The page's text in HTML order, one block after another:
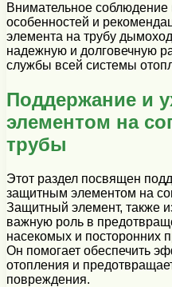
Внимательное соблюдение
особенностей и
элемента на трубу
надежную и долговечную
службы всей системы
Поддержание и
элементом на
трубы
Этот раздел посвящен
защитным элементом на
Защитный элемент, также
важную роль в
насекомых и посторонних
Он помогает обеспечить
отопления и
повреждения.